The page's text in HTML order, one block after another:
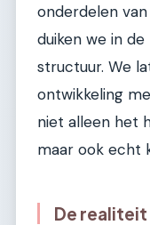
onderdelen
duiken we in
structuur. We
ontwikkeling
niet alleen het
maar ook echt
De realiteit